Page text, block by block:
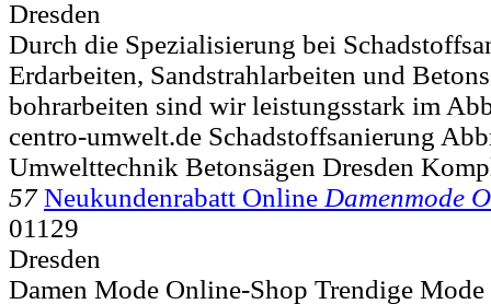
Dresden
Durch die Spezialisierung bei
Erdarbeiten, Sandstrahlarbeiten und
bohrarbeiten sind wir leistungsstark im
centro-umwelt.de Schadstoffsanierung
Umwelttechnik Betonsägen Dresden
57 Neukundenrabatt Online Damenmode
01129
Dresden
Damen Mode Online-Shop Trendige